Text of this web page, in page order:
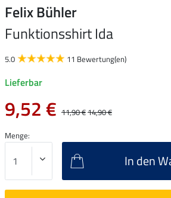
Felix Bühler
Funktionsshirt Ida
5.0 11 Bewertung(en)
Lieferbar
9,52 € 11,90 €14,90 €
Menge:
In den